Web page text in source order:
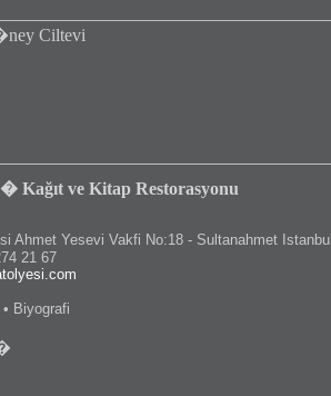
Kağıt ve Kitap Restorasyonu
Yesevi Vakfi No:18 - Sultanahmet Istanbul
21 67
Biyografi